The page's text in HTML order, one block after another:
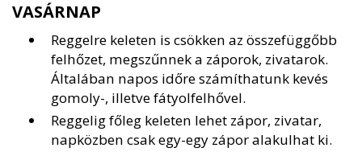
VASÁRNAP
Reggelre keleten is csökken az összefüggőbb
felhőzet, megszűnnek a záporok, zivatarok.
Általában napos időre számíthatunk kevés
gomoly-, illetve fátyolfelhővel.
Reggelig főleg keleten lehet zápor, zivatar,
napközben csak egy-egy zápor alakulhat ki.